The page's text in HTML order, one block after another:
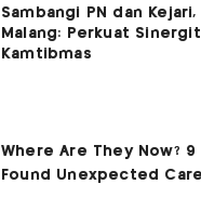
Sambangi PN dan
Malang: Perkuat
Kamtibmas